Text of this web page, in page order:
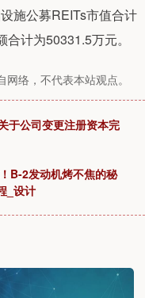
施公募REITs市值合计
计为50331.5万元。
络，不代表本站观点。
于公司变更注册资本完
B-2发动机烤不焦的秘
_设计